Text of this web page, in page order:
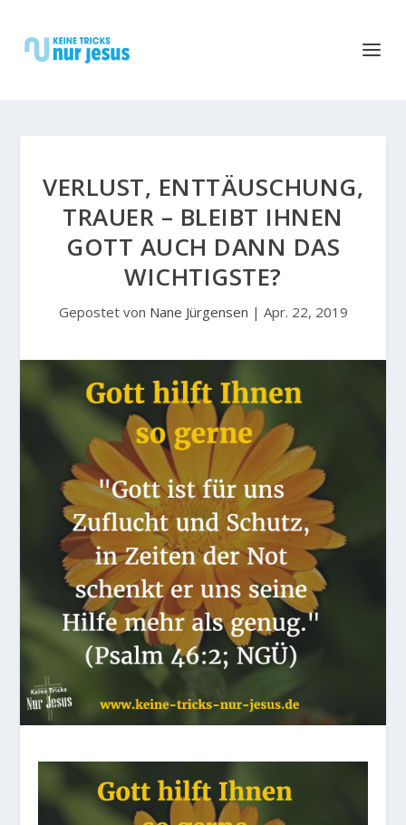
VERLUST, ENTTÄUSCHUNG,
TRAUER – BLEIBT IHNEN
GOTT AUCH DANN DAS
WICHTIGSTE?
Gepostet von Nane Jürgensen | Apr. 22, 2019